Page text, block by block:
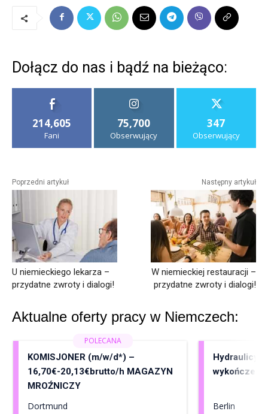
Dołącz do nas i bądź na bieżąco:
214,605
Fani
75,700
Obserwujący
347
Obserwujący
Poprzedni artykuł
U niemieckiego lekarza –
przydatne zwroty i dialogi!
Następny artykuł
W niemieckiej restauracji –
przydatne zwroty i dialogi!
Aktualne oferty pracy w Niemczech:
KOMISJONER (m/w/d*) –
16,70€-20,13€brutto/h MAGAZYN
MROŹNICZY
Dortmund
Hydraulicy,
Berlin